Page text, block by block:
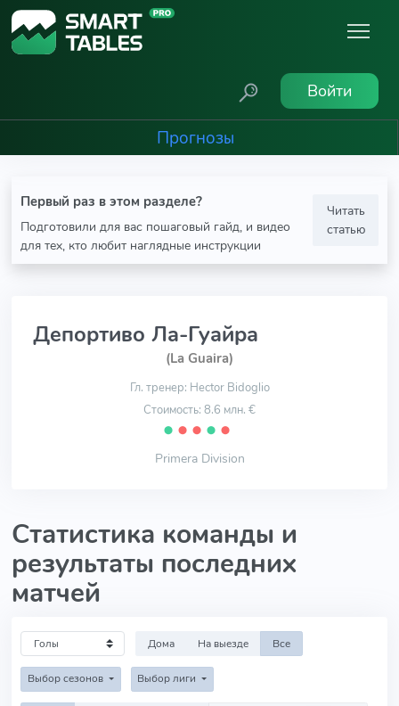
Войти
Прогнозы
Первый раз в этом разделе?
Подготовили для вас пошаговый гайд, и видео
для тех, кто любит наглядные инструкции
Читать
статью
Депортиво Ла-Гуайра
(La Guaira)
Гл. тренер: Hector Bidoglio
Стоимость: 8.6 млн. €
⬤ ⬤ ⬤ ⬤ ⬤
Primera Division
Статистика команды и
результаты последних
матчей
Дома На выезде Все
Выбор сезонов Выбор лиги